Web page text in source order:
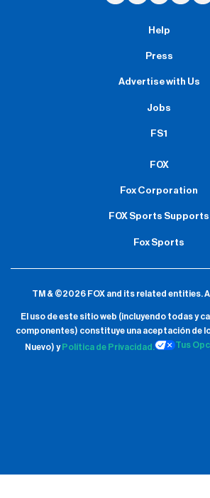
Help
Press
Advertise with Us
Jobs
FS1
FOX
Fox Corporation
FOX Sports Supports
Fox Sports
TM & ©2026 FOX and its related entities.
El uso de este sitio web (incluyendo todas y
componentes) constituye una aceptación de
Nuevo) y Política de Privacidad. Tus